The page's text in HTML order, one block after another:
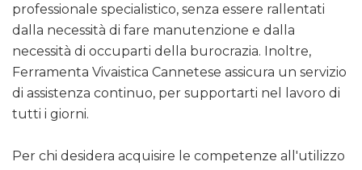
professionale specialistico, senza essere rallentati
dalla necessità di fare manutenzione e dalla
necessità di occuparti della burocrazia. Inoltre,
Ferramenta Vivaistica Cannetese assicura un servizio
di assistenza continuo, per supportarti nel lavoro di
tutti i giorni.
Per chi desidera acquisire le competenze all'utilizzo